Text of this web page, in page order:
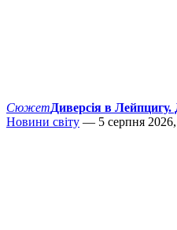
СюжетДиверсія в Лейпцигу.
Новини світу — 5 серпня